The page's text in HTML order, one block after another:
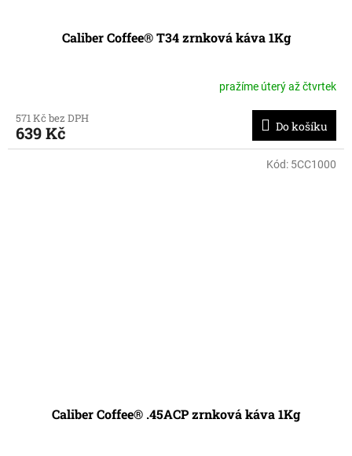
Caliber Coffee® T34 zrnková káva 1Kg
pražíme úterý až čtvrtek
571 Kč bez DPH
639 Kč Do košíku
Caliber Coffee® .45ACP zrnková káva 1Kg
Kód: 5CC1000